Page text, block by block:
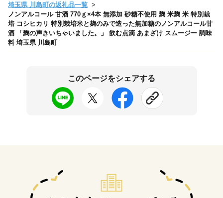
埼玉県 川島町の返礼品一覧
ノンアルコール 甘酒 770ｇ×4本 無添加 砂糖不使用 麹 米麹 米 特別栽
培 コシヒカリ 特別栽培米と麹のみで造った無加糖のノンアルコール甘
酒 「麹の声きいちゃいました。」 飲む点滴 あまざけ スムージー 調味
料 埼玉県 川島町
このページをシェアする